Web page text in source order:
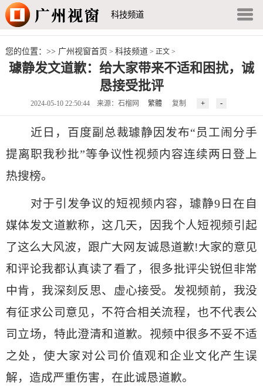
科技频道
您的位置：>> 广州视窗首页 > 科技频道 > 正文 >
璩静发文道歉：给大家带来不适和困扰，诚
恳接受批评
2024-05-10 22:50:44 来源：石榴网 繁體 复制
近日，百度副总裁璩静因发布“员工闹分手
提离职我秒批”等争议性视频内容连续两日登上
热搜榜。
对于引发争议的短视频内容，璩静9日在自
媒体发文道歉称，这几天，因我个人短视频引起
了这么大风波，跟广大网友诚恳道歉!大家的意见
和评论我都认真读了看了，很多批评尖锐但非常
中肯，我深刻反思、虚心接受。发视频前，我没
有征求公司意见，不符合相关流程，也不代表公
司立场，特此澄清和道歉。视频中很多不妥不适
之处，使大家对公司价值观和企业文化产生误
解，造成严重伤害，在此诚恳道歉。